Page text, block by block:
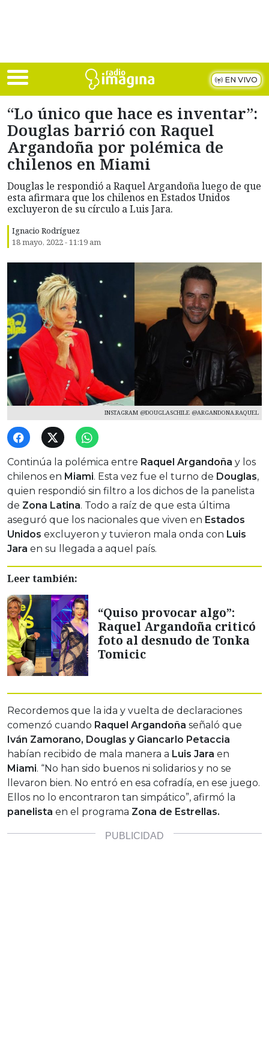
EN VIVO
“Lo único que hace es inventar”:
Douglas barrió con Raquel
Argandoña por polémica de
chilenos en Miami
Douglas le respondió a Raquel Argandoña luego de que
esta afirmara que los chilenos en Estados Unidos
excluyeron de su círculo a Luis Jara.
Ignacio Rodríguez
18 mayo, 2022 - 11:19 am
INSTAGRAM @DOUGLASCHILE @ARGANDONA.RAQUEL
Continúa la polémica entre Raquel Argandoña y los
chilenos en Miami. Esta vez fue el turno de Douglas,
quien respondió sin filtro a los dichos de la panelista
de Zona Latina. Todo a raíz de que esta última
aseguró que los nacionales que viven en Estados
Unidos excluyeron y tuvieron mala onda con Luis
Jara en su llegada a aquel país.
Leer también:
“Quiso provocar algo”:
Raquel Argandoña criticó
foto al desnudo de Tonka
Tomicic
Recordemos que la ida y vuelta de declaraciones
comenzó cuando Raquel Argandoña señaló que
Iván Zamorano, Douglas y Giancarlo Petaccia
habían recibido de mala manera a Luis Jara en
Miami. “No han sido buenos ni solidarios y no se
llevaron bien. No entró en esa cofradía, en ese juego.
Ellos no lo encontraron tan simpático”, afirmó la
panelista en el programa Zona de Estrellas.